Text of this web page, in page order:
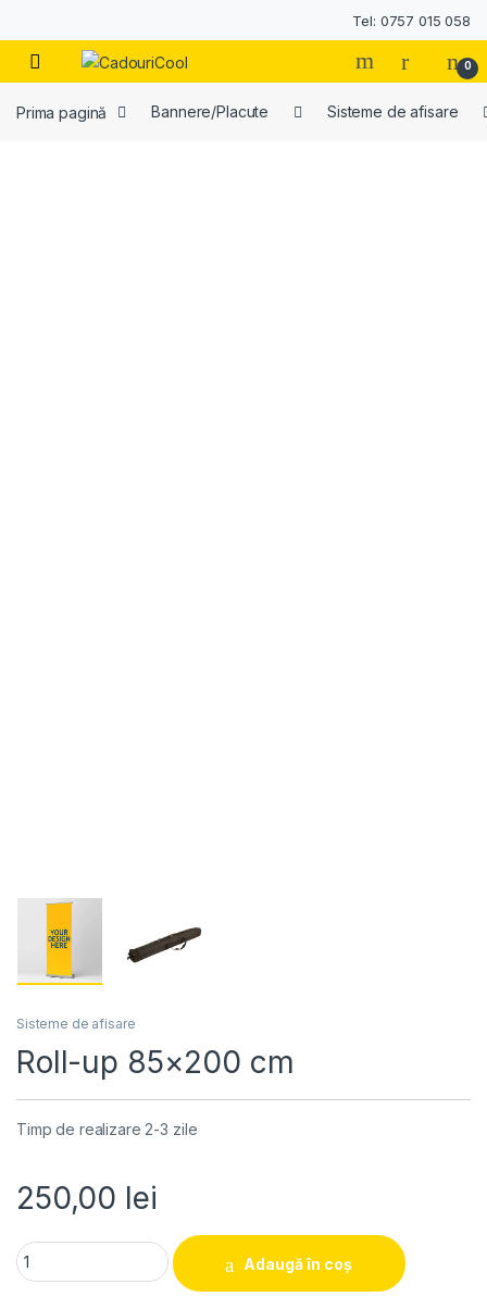
Tel: 0757 015 058
0
Prima pagină Bannere/Placute Sisteme de afisare
Sisteme de afisare
Roll-up 85×200 cm
Timp de realizare 2-3 zile
250,00 lei
Roll-up 85x200 cm quantity
Adaugă în coș